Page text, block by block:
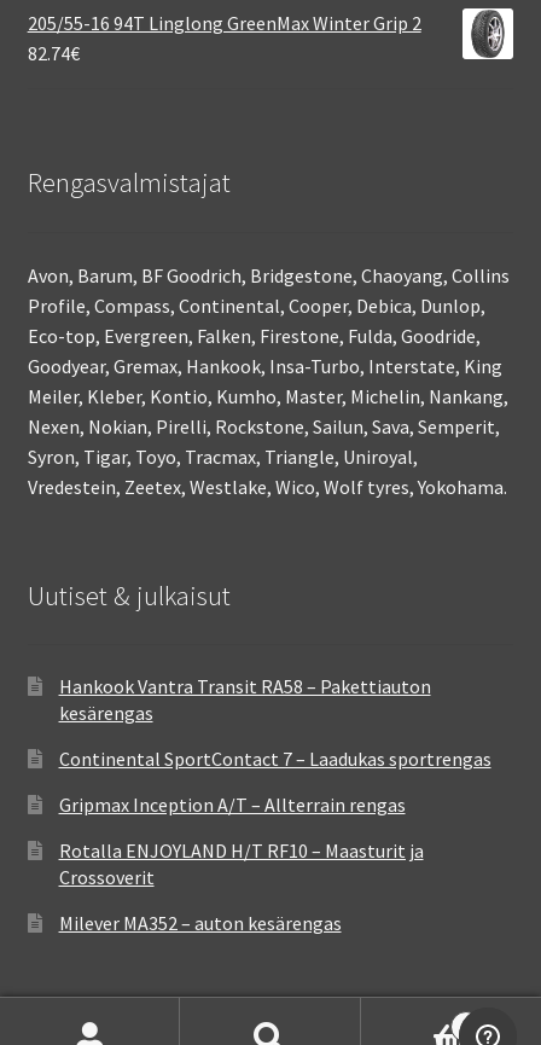
205/55-16 94T Linglong GreenMax Winter Grip 2
82.74€
Rengasvalmistajat
Avon, Barum, BF Goodrich, Bridgestone, Chaoyang, Collins
Profile, Compass, Continental, Cooper, Debica, Dunlop,
Eco-top, Evergreen, Falken, Firestone, Fulda, Goodride,
Goodyear, Gremax, Hankook, Insa-Turbo, Interstate, King
Meiler, Kleber, Kontio, Kumho, Master, Michelin, Nankang,
Nexen, Nokian, Pirelli, Rockstone, Sailun, Sava, Semperit,
Syron, Tigar, Toyo, Tracmax, Triangle, Uniroyal,
Vredestein, Zeetex, Westlake, Wico, Wolf tyres, Yokohama.
Uutiset & julkaisut
Hankook Vantra Transit RA58 – Pakettiauton
kesärengas
Continental SportContact 7 – Laadukas sportrengas
Gripmax Inception A/T – Allterrain rengas
Rotalla ENJOYLAND H/T RF10 – Maasturit ja
Crossoverit
Milever MA352 – auton kesärengas
0